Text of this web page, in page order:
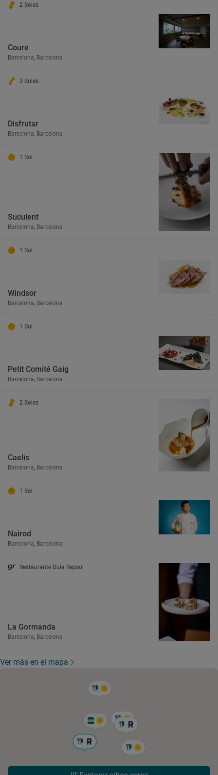
2 Soles
Coure
Barcelona, Barcelona
3 Soles
Disfrutar
Barcelona, Barcelona
1 Sol
Suculent
Barcelona, Barcelona
1 Sol
Windsor
Barcelona, Barcelona
1 Sol
Petit Comité Gaig
Barcelona, Barcelona
2 Soles
Caelis
Barcelona, Barcelona
1 Sol
Nairod
Barcelona, Barcelona
Restaurante Guía Repsol
La Gormanda
Barcelona, Barcelona
Ver más en el mapa